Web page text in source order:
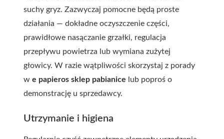
suchy gryz. Zazwyczaj pomocne będą proste
działania — dokładne oczyszczenie części,
prawidłowe nasączanie grzałki, regulacja
przepływu powietrza lub wymiana zużytej
głowicy. W razie wątpliwości skorzystaj z porady
w e papieros sklep pabianice lub poproś o
demonstrację u sprzedawcy.
Utrzymanie i higiena